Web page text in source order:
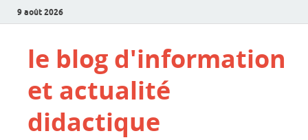
9 août 2026
le blog d'information
et actualité
didactique